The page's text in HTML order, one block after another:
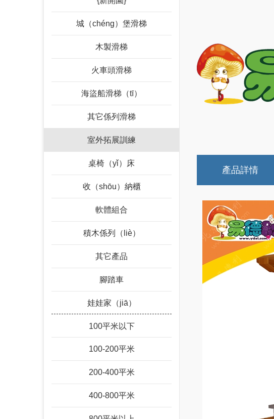
城（chéng）堡滑梯
木製滑梯
火車頭滑梯
海盜船滑梯（tī）
其它係列滑梯
室外拓展訓練
桌椅（yǐ）床
收（shōu）納櫃
軟體組合
積木係列（liè）
其它產品
腳踏車
娃娃家（jiā）
100平米以下
100-200平米
200-400平米
400-800平米
產品詳情